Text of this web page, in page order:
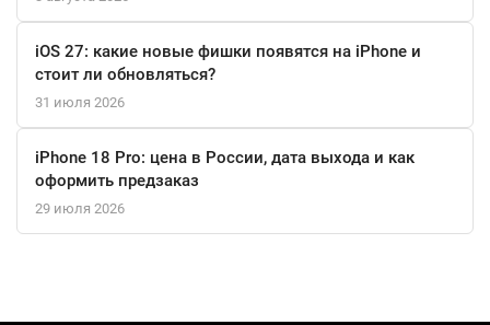
смартфон. Это мощный инструмент, который удовлетворит
все ваши потребности в общении, развлечениях и работе.
Выберите его, и вы получите надежного спутника в мире
современных технологий.
iOS 27: какие новые фишки появятся на iPhone и
стоит ли обновляться?
31 июля 2026
iPhone 18 Pro: цена в России, дата выхода и как
оформить предзаказ
29 июля 2026